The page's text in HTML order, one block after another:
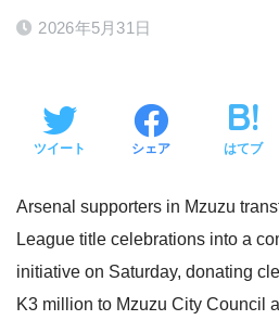
2026年5月31日
ツイート シェア はてブ
Arsenal supporters in Mzuzu
League title celebrations into a
initiative on Saturday, donating
K3 million to Mzuzu City Council